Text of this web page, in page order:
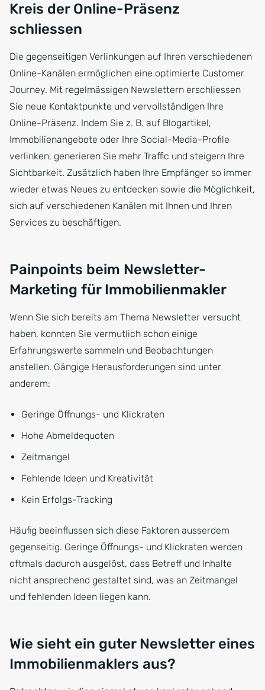
Kreis der Online-Präsenz
schliessen
Die gegenseitigen Verlinkungen auf Ihren verschiedenen
Online-Kanälen ermöglichen eine optimierte Customer
Journey. Mit regelmässigen Newslettern erschliessen
Sie neue Kontaktpunkte und vervollständigen Ihre
Online-Präsenz. Indem Sie z. B. auf Blogartikel,
Immobilienangebote oder Ihre Social-Media-Profile
verlinken, generieren Sie mehr Traffic und steigern Ihre
Sichtbarkeit. Zusätzlich haben Ihre Empfänger so immer
wieder etwas Neues zu entdecken sowie die Möglichkeit,
sich auf verschiedenen Kanälen mit Ihnen und Ihren
Services zu beschäftigen.
Painpoints beim Newsletter-
Marketing für Immobilienmakler
Wenn Sie sich bereits am Thema Newsletter versucht
haben, konnten Sie vermutlich schon einige
Erfahrungswerte sammeln und Beobachtungen
anstellen. Gängige Herausforderungen sind unter
anderem:
Geringe Öffnungs- und Klickraten
Hohe Abmeldequoten
Zeitmangel
Fehlende Ideen und Kreativität
Kein Erfolgs-Tracking
Häufig beeinflussen sich diese Faktoren ausserdem
gegenseitig. Geringe Öffnungs- und Klickraten werden
oftmals dadurch ausgelöst, dass Betreff und Inhalte
nicht ansprechend gestaltet sind, was an Zeitmangel
und fehlenden Ideen liegen kann.
Wie sieht ein guter Newsletter eines
Immobilienmaklers aus?